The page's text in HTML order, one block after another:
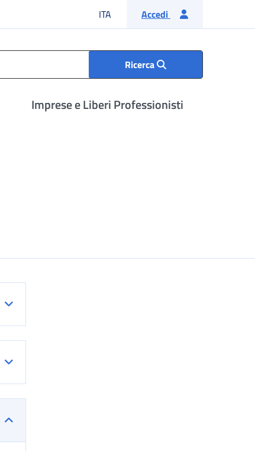
ITA Lingua italiana
Accedi
Ricerca
Imprese e Liberi Professionisti